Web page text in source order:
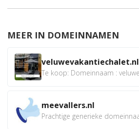
MEER IN DOMEINNAMEN
veluwevakantiechalet.nl
meevallers.nl